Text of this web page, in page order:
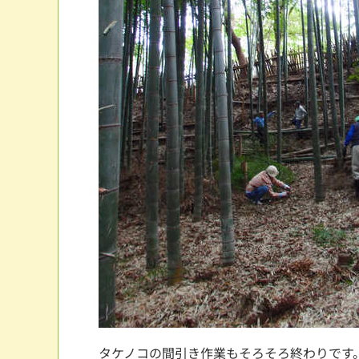
タケノコの間引き作業もそろそろ終わりです